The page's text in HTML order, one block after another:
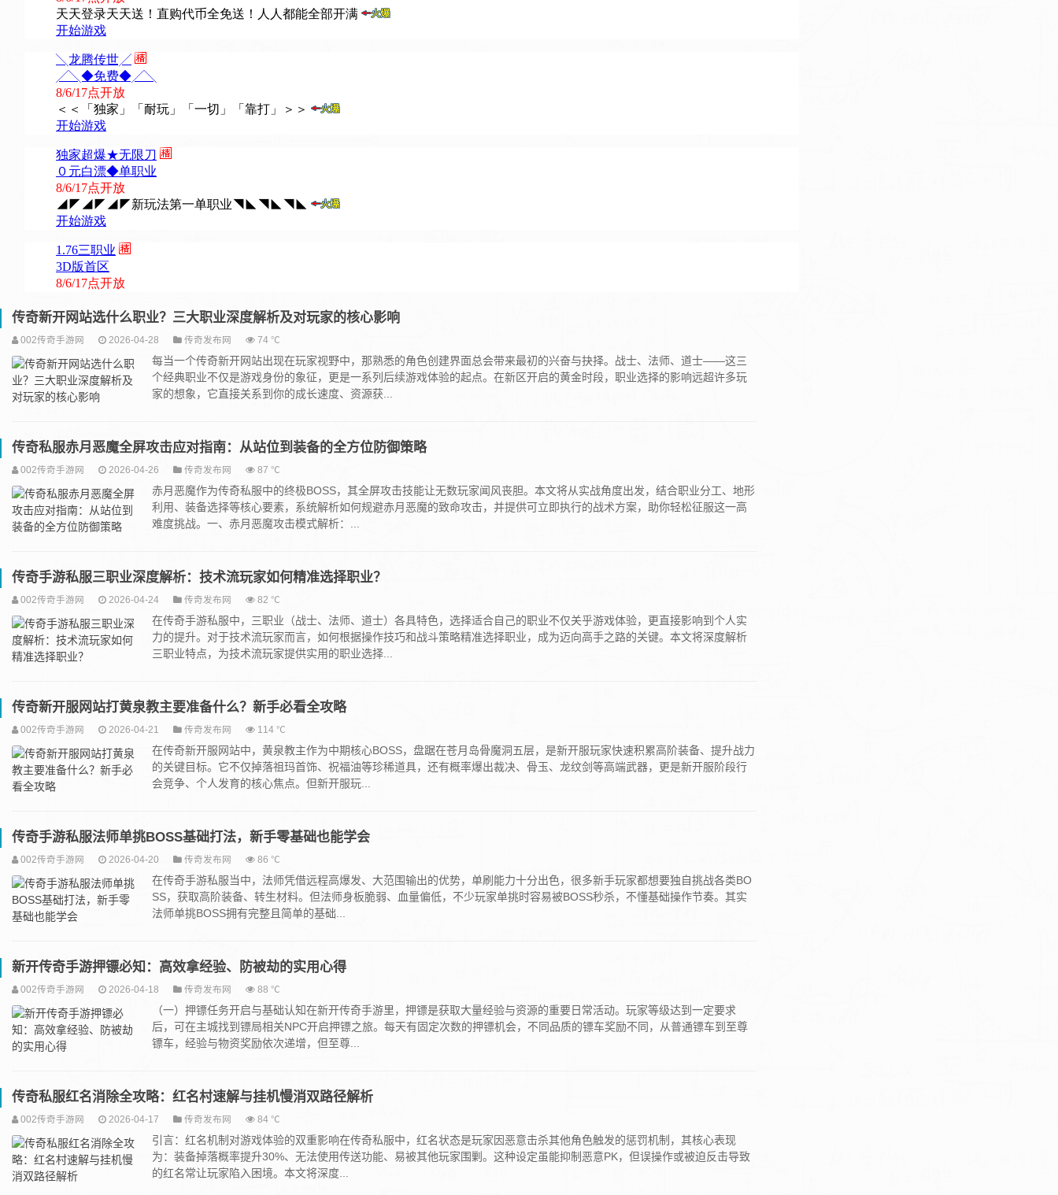
传奇新开网站选什么职业？三大职业深度解析及对玩家的核心影响
002传奇手游网 2026-04-28 传奇发布网 74 ℃
每当一个传奇新开网站出现在玩家视野中，那熟悉的角色创建界面总会带来最初的兴奋与抉择。战士、法师、道士——这三
个经典职业不仅是游戏身份的象征，更是一系列后续游戏体验的起点。在新区开启的黄金时段，职业选择的影响远超许多玩
家的想象，它直接关系到你的成长速度、资源获...
传奇私服赤月恶魔全屏攻击应对指南：从站位到装备的全方位防御策略
002传奇手游网 2026-04-26 传奇发布网 87 ℃
赤月恶魔作为传奇私服中的终极BOSS，其全屏攻击技能让无数玩家闻风丧胆。本文将从实战角度出发，结合职业分工、地形
利用、装备选择等核心要素，系统解析如何规避赤月恶魔的致命攻击，并提供可立即执行的战术方案，助你轻松征服这一高
难度挑战。一、赤月恶魔攻击模式解析：...
传奇手游私服三职业深度解析：技术流玩家如何精准选择职业？
002传奇手游网 2026-04-24 传奇发布网 82 ℃
在传奇手游私服中，三职业（战士、法师、道士）各具特色，选择适合自己的职业不仅关乎游戏体验，更直接影响到个人实
力的提升。对于技术流玩家而言，如何根据操作技巧和战斗策略精准选择职业，成为迈向高手之路的关键。本文将深度解析
三职业特点，为技术流玩家提供实用的职业选择...
传奇新开服网站打黄泉教主要准备什么？新手必看全攻略
002传奇手游网 2026-04-21 传奇发布网 114 ℃
在传奇新开服网站中，黄泉教主作为中期核心BOSS，盘踞在苍月岛骨魔洞五层，是新开服玩家快速积累高阶装备、提升战力
的关键目标。它不仅掉落祖玛首饰、祝福油等珍稀道具，还有概率爆出裁决、骨玉、龙纹剑等高端武器，更是新开服阶段行
会竞争、个人发育的核心焦点。但新开服玩...
传奇手游私服法师单挑BOSS基础打法，新手零基础也能学会
002传奇手游网 2026-04-20 传奇发布网 86 ℃
在传奇手游私服当中，法师凭借远程高爆发、大范围输出的优势，单刷能力十分出色，很多新手玩家都想要独自挑战各类BO
SS，获取高阶装备、转生材料。但法师身板脆弱、血量偏低，不少玩家单挑时容易被BOSS秒杀，不懂基础操作节奏。其实
法师单挑BOSS拥有完整且简单的基础...
新开传奇手游押镖必知：高效拿经验、防被劫的实用心得
002传奇手游网 2026-04-18 传奇发布网 88 ℃
（一）押镖任务开启与基础认知在新开传奇手游里，押镖是获取大量经验与资源的重要日常活动。玩家等级达到一定要求
后，可在主城找到镖局相关NPC开启押镖之旅。每天有固定次数的押镖机会，不同品质的镖车奖励不同，从普通镖车到至尊
镖车，经验与物资奖励依次递增，但至尊...
传奇私服红名消除全攻略：红名村速解与挂机慢消双路径解析
002传奇手游网 2026-04-17 传奇发布网 84 ℃
引言：红名机制对游戏体验的双重影响在传奇私服中，红名状态是玩家因恶意击杀其他角色触发的惩罚机制，其核心表现
为：‌装备掉落概率提升30%、无法使用传送功能、易被其他玩家围剿‌。这种设定虽能抑制恶意PK，但误操作或被迫反击导致
的红名常让玩家陷入困境。本文将深度...